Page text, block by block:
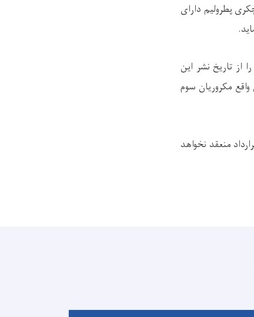
پطرولیم دارای
از تاریخ نشر این
مکروریان سوم
منعقد نخواهد